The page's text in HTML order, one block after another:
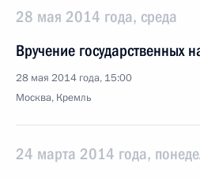
28 мая 2014 года, среда
Вручение государственных
28 мая 2014 года, 15:00
Москва, Кремль
24 марта 2014 года,